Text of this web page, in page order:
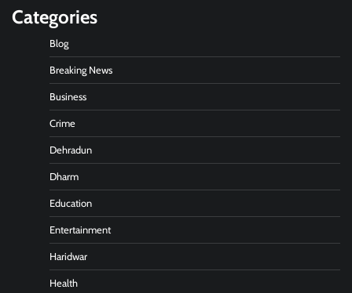
Categories
Blog
Breaking News
Business
Crime
Dehradun
Dharm
Education
Entertainment
Haridwar
Health